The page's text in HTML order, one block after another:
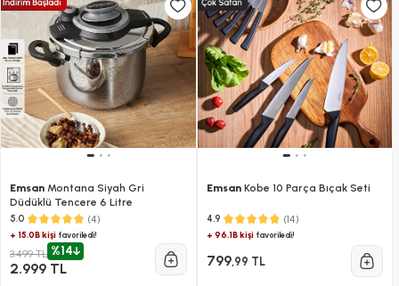
Emsan Montana Siyah Gri
Düdüklü Tencere 6 Litre
5.0 (4)
+ 15.0B kişi favoriledi!
3.499 TL %14
2.999 TL
EmsanKobe 10 Parça Bıçak Seti
4.9 (14)
+ 96.1B kişifavoriledi!
799,99 TL